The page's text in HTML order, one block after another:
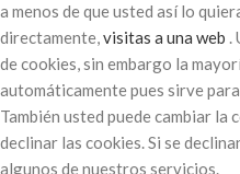
a menos de que usted así lo
directamente,visitas a una web .
de cookies, sin embargo la
automáticamente pues sirve
También usted puede cambiar
declinar las cookies. Si se
algunos de nuestros servicios.